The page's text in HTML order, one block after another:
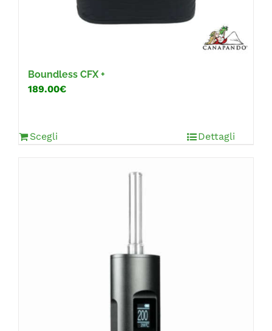
Boundless CFX +
189.00€
Scegli Dettagli